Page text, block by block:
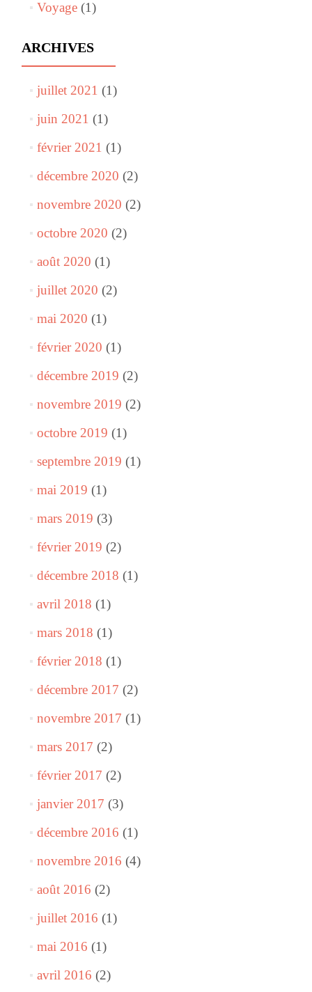
Voyage(1)
ARCHIVES
juillet 2021 (1)
juin 2021 (1)
février 2021 (1)
décembre 2020 (2)
novembre 2020 (2)
octobre 2020 (2)
août 2020 (1)
juillet 2020 (2)
mai 2020 (1)
février 2020 (1)
décembre 2019 (2)
novembre 2019 (2)
octobre 2019 (1)
septembre 2019 (1)
mai 2019 (1)
mars 2019 (3)
février 2019 (2)
décembre 2018 (1)
avril 2018 (1)
mars 2018 (1)
février 2018 (1)
décembre 2017 (2)
novembre 2017 (1)
mars 2017 (2)
février 2017 (2)
janvier 2017 (3)
décembre 2016 (1)
novembre 2016 (4)
août 2016 (2)
juillet 2016 (1)
mai 2016 (1)
avril 2016 (2)